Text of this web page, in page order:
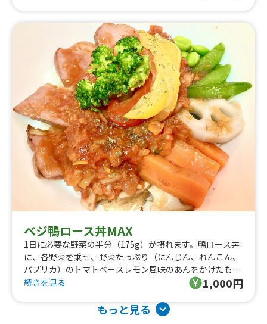
ベジ鴨ロース丼MAX
1日に必要な野菜の半分（175g）が摂れます。鴨ロース丼
に、各野菜を乗せ、野菜たっぷり（にんじん、れんこん、
パプリカ）のトマトベースレモン風味のあんをかけたもの
です。酸味と旨みが効いた、ヘルシーな丼です。
続きを見る
1,000円
もっと見る